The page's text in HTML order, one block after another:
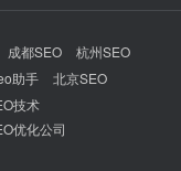
成都SEO
杭州SEO
助手
北京SEO
技术
优化公司